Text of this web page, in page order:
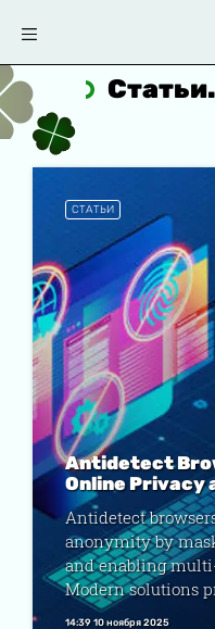
СТАТЬИ
Antidetect
Online Privacy
Antidetect
anonymity by
and enabling
Modern solutions
14:39 10 ноября 2025